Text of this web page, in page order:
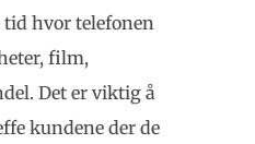
tid hvor telefonen
film,
Det er viktig å
kundene der de